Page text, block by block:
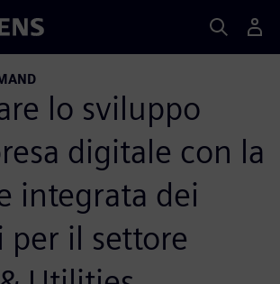
lo sviluppo
digitale con la
integrata dei
per il settore